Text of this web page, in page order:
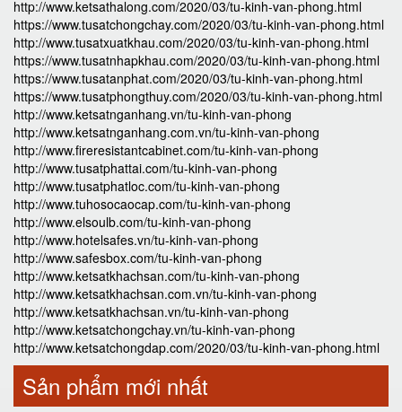
http://www.ketsathalong.com/2020/03/tu-kinh-van-phong.html
https://www.tusatchongchay.com/2020/03/tu-kinh-van-phong.html
http://www.tusatxuatkhau.com/2020/03/tu-kinh-van-phong.html
https://www.tusatnhapkhau.com/2020/03/tu-kinh-van-phong.html
https://www.tusatanphat.com/2020/03/tu-kinh-van-phong.html
https://www.tusatphongthuy.com/2020/03/tu-kinh-van-phong.html
http://www.ketsatnganhang.vn/tu-kinh-van-phong
http://www.ketsatnganhang.com.vn/tu-kinh-van-phong
http://www.fireresistantcabinet.com/tu-kinh-van-phong
http://www.tusatphattai.com/tu-kinh-van-phong
http://www.tusatphatloc.com/tu-kinh-van-phong
http://www.tuhosocaocap.com/tu-kinh-van-phong
http://www.elsoulb.com/tu-kinh-van-phong
http://www.hotelsafes.vn/tu-kinh-van-phong
http://www.safesbox.com/tu-kinh-van-phong
http://www.ketsatkhachsan.com/tu-kinh-van-phong
http://www.ketsatkhachsan.com.vn/tu-kinh-van-phong
http://www.ketsatkhachsan.vn/tu-kinh-van-phong
http://www.ketsatchongchay.vn/tu-kinh-van-phong
http://www.ketsatchongdap.com/2020/03/tu-kinh-van-phong.html
Sản phẩm mới nhất